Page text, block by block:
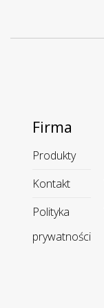
Firma
Produkty
Kontakt
Polityka
prywatności